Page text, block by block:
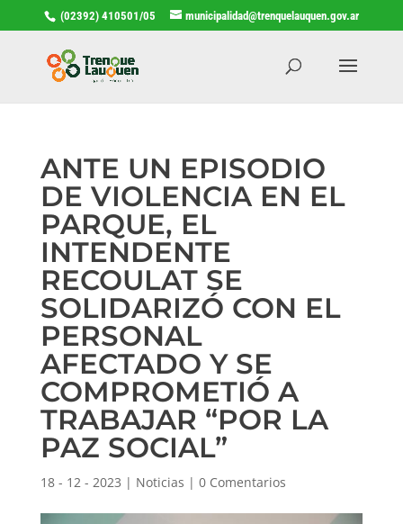
(02392) 410501/05 municipalidad@trenquelauquen.gov.ar
ANTE UN EPISODIO
DE VIOLENCIA EN EL
PARQUE, EL
INTENDENTE
RECOULAT SE
SOLIDARIZÓ CON EL
PERSONAL
AFECTADO Y SE
COMPROMETIÓ A
TRABAJAR “POR LA
PAZ SOCIAL”
18 - 12 - 2023 | Noticias | 0 Comentarios